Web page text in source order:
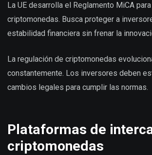
La UE desarrolla el Reglamento MiCA
criptomonedas. Busca proteger a
estabilidad financiera sin frenar la
La regulación de criptomonedas
constantemente. Los inversores deben
cambios legales para cumplir las normas.
Plataformas de
criptomonedas